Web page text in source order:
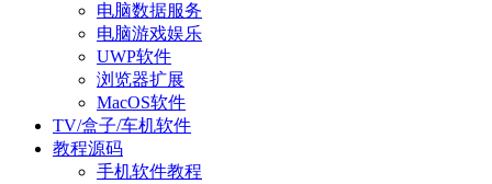
电脑数据服务
电脑游戏娱乐
UWP软件
浏览器扩展
MacOS软件
TV/盒子/车机软件
教程源码
手机软件教程